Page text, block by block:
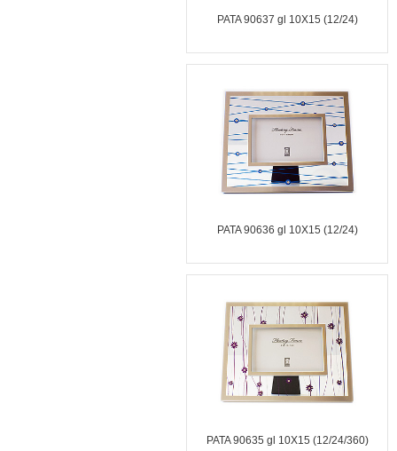
PATA 90637 gl 10X15 (12/24)
PATA 90636 gl 10X15 (12/24)
PATA 90635 gl 10X15 (12/24/360)